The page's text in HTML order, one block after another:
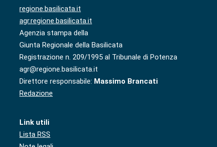
regione.basilicata.it
agr.regione.basilicata.it
Agenzia stampa della
Giunta Regionale della Basilicata
Registrazione n. 209/1995 al Tribunale di Potenza
agr@regione.basilicata.it
Direttore responsabile: Massimo Brancati
Redazione
Link utili
Lista RSS